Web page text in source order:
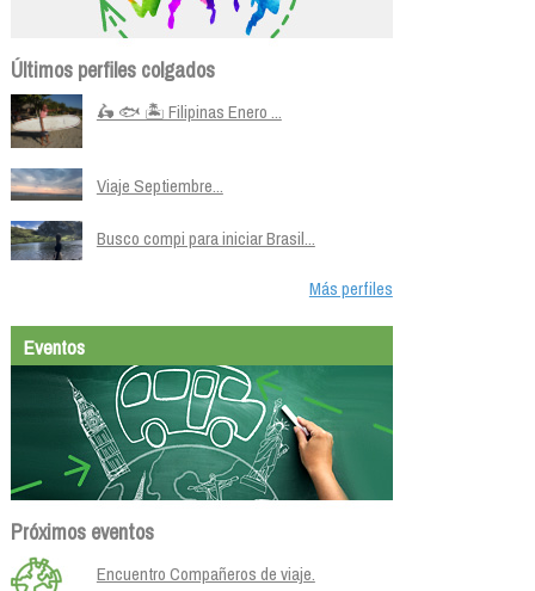
Últimos perfiles colgados
🛵 🐟 🏝️ Filipinas Enero ...
Viaje Septiembre...
Busco compi para iniciar Brasil...
Más perfiles
Eventos
Próximos eventos
Encuentro Compañeros de viaje.